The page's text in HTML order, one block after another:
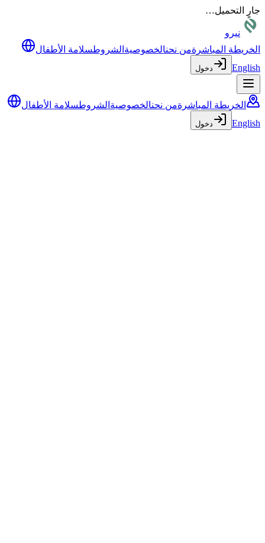
جارٍ التحميل…
نيرو
الخريطة المباشرةمن نحنالخصوصية الشروطسلامة الأطفال
English
دخول
الخريطة المباشرةمن نحنالخصوصية الشروطسلامة الأطفال
English
دخول